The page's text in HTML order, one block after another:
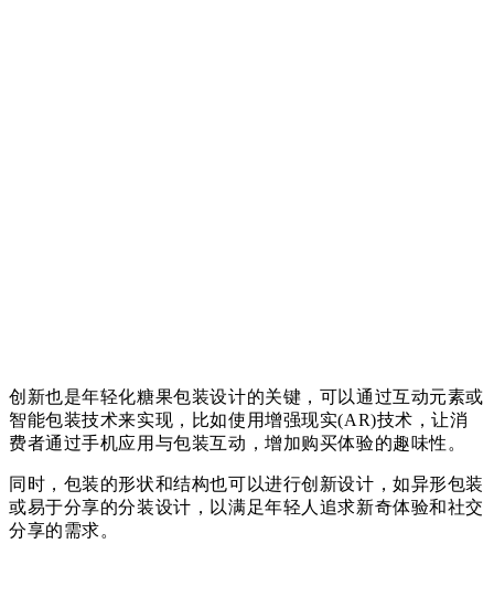
创新也是年轻化糖果包装设计的关键，可以通过互动元素或
智能包装技术来实现，比如使用增强现实(AR)技术，让消
费者通过手机应用与包装互动，增加购买体验的趣味性。
同时，包装的形状和结构也可以进行创新设计，如异形包装
或易于分享的分装设计，以满足年轻人追求新奇体验和社交
分享的需求。